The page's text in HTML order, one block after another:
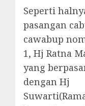
Seperti
pasangan
cawabup
1, Hj Ratna
yang
dengan Hj